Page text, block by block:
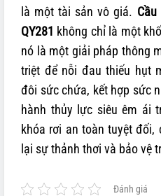
là một tài sản vô giá.
QY281 không chỉ là một
nó là một giải pháp thông
triệt để nỗi đau thiếu hụt
đôi sức chứa, kết hợp sức
hành thủy lực siêu êm ái
khóa rơi an toàn tuyệt
lại sự thảnh thơi và bảo vệ
Đánh giá